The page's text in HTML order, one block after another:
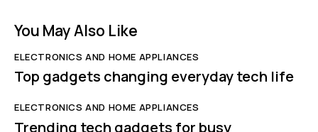
You May Also Like
ELECTRONICS AND HOME APPLIANCES
Top gadgets changing everyday tech life
ELECTRONICS AND HOME APPLIANCES
Trending tech gadgets for busy